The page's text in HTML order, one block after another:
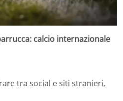
calcio internazionale
tra social e siti stranieri,